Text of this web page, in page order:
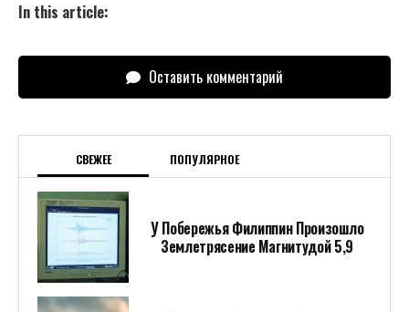
In this article:
Оставить комментарий
СВЕЖЕЕ ПОПУЛЯРНОЕ
У Побережья Филиппин Произошло
Землетрясение Магнитудой 5,9